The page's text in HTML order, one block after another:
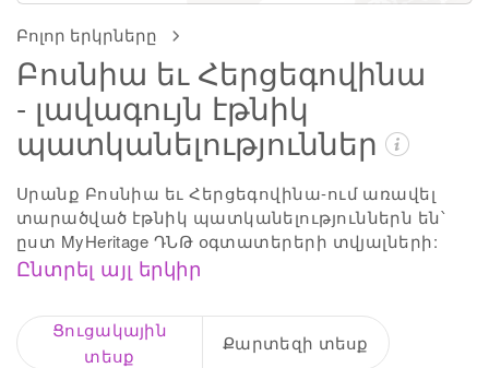
Բոլոր երկրները
Բոսնիա եւ Հերցեգովինա
- լավագույն էթնիկ
պատկանելություններ
Սրանք Բոսնիա եւ Հերցեգովինա-ում առավել
տարածված էթնիկ պատկանելություններն են՝
ըստ MyHeritage ԴՆԹ օգտատերերի տվյալների:
Ընտրել այլ երկիր
Ցուցակային
տեսք
Քարտեզի տեսք